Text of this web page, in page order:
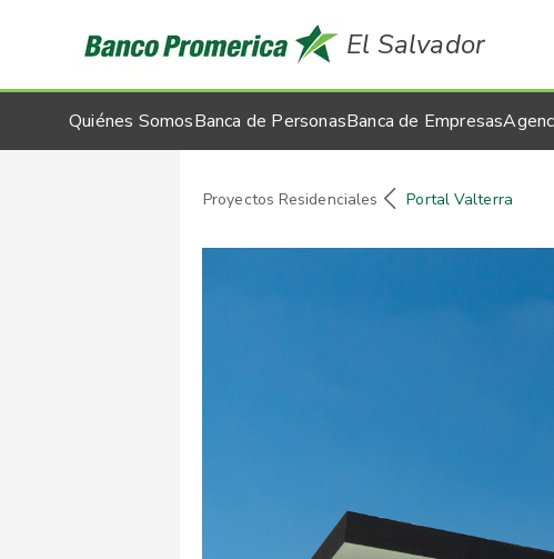
El Salvador
Quiénes SomosBanca de PersonasBanca de Empresas
Portal Valterra
Proyectos Residenciales